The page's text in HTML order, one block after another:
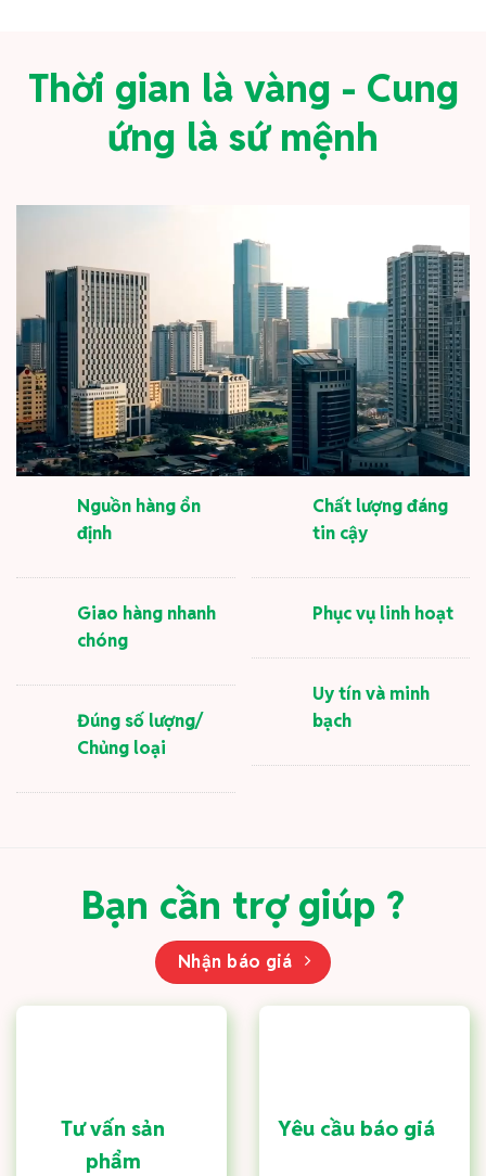
Thời gian là vàng - Cung
ứng là sứ mệnh
Nguồn hàng ổn
định
Giao hàng nhanh
chóng
Đúng số lượng/
Chủng loại
Chất lượng đáng
tin cậy
Phục vụ linh hoạt
Uy tín và minh
bạch
Bạn cần trợ giúp ?
Nhận báo giá
Tư vấn sản
phẩm
Yêu cầu báo giá